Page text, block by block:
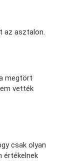
az asztalon.
megtört
vették
csak olyan
értékelnek